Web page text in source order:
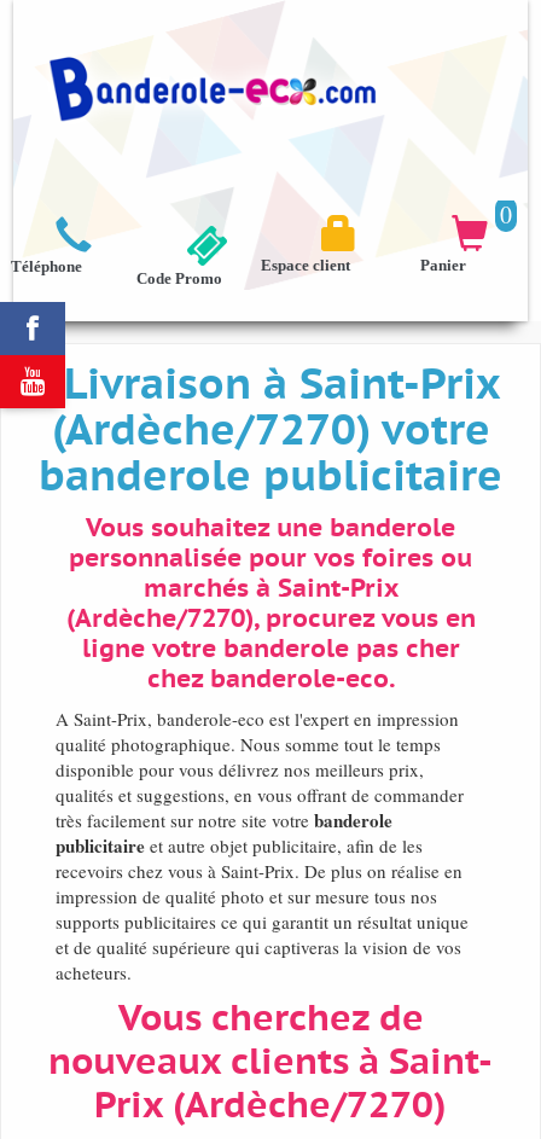



Téléphone
0

Panier

Espace client
Code Promo
Livraison à Saint-Prix
(Ardèche/7270) votre
banderole publicitaire
Vous souhaitez une banderole
personnalisée pour vos foires ou
marchés à Saint-Prix
(Ardèche/7270), procurez vous en
ligne votre banderole pas cher
chez banderole-eco.
A Saint-Prix, banderole-eco est l'expert en impression
qualité photographique. Nous somme tout le temps
disponible pour vous délivrez nos meilleurs prix,
qualités et suggestions, en vous offrant de commander
très facilement sur notre site votre banderole
publicitaire et autre objet publicitaire, afin de les
recevoirs chez vous à Saint-Prix. De plus on réalise en
impression de qualité photo et sur mesure tous nos
supports publicitaires ce qui garantit un résultat unique
et de qualité supérieure qui captiveras la vision de vos
acheteurs.
Vous cherchez de
nouveaux clients à Saint-
Prix (Ardèche/7270)